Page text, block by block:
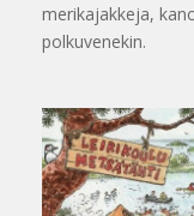
merikajakkeja,
polkuvenekin.